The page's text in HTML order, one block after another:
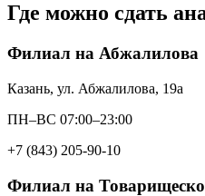
Где можно сдать
Филиал на Абжалилова
Казань, ул. Абжалилова, 19а
ПН–ВС 07:00–23:00
+7 (843) 205-90-10
Филиал на